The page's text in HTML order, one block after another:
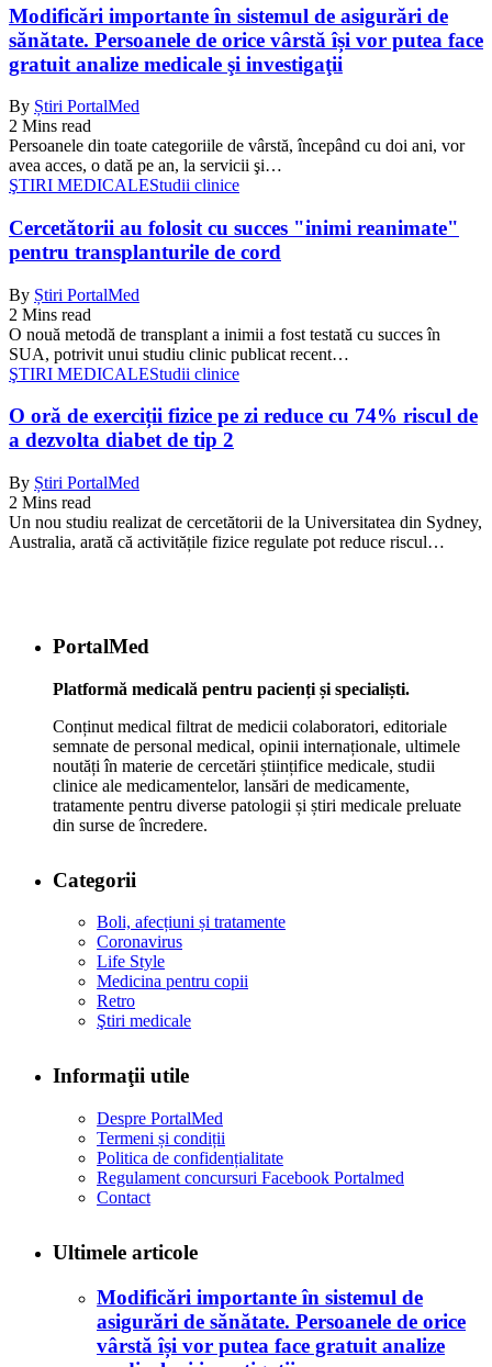
Modificări importante în sistemul de asigurări de
sănătate. Persoanele de orice vârstă își vor putea face
gratuit analize medicale şi investigaţii
By Știri PortalMed
2 Mins read
Persoanele din toate categoriile de vârstă, începând cu doi ani, vor
avea acces, o dată pe an, la servicii şi…
ŞTIRI MEDICALEStudii clinice
Cercetătorii au folosit cu succes "inimi reanimate"
pentru transplanturile de cord
By Știri PortalMed
2 Mins read
O nouă metodă de transplant a inimii a fost testată cu succes în
SUA, potrivit unui studiu clinic publicat recent…
ŞTIRI MEDICALEStudii clinice
O oră de exerciții fizice pe zi reduce cu 74% riscul de
a dezvolta diabet de tip 2
By Știri PortalMed
2 Mins read
Un nou studiu realizat de cercetătorii de la Universitatea din Sydney,
Australia, arată că activitățile fizice regulate pot reduce riscul…
PortalMed
Platformă medicală pentru pacienți și specialiști.
Conținut medical filtrat de medicii colaboratori, editoriale
semnate de personal medical, opinii internaționale, ultimele
noutăți în materie de cercetări științifice medicale, studii
clinice ale medicamentelor, lansări de medicamente,
tratamente pentru diverse patologii și știri medicale preluate
din surse de încredere.
Categorii
Boli, afecțiuni și tratamente
Coronavirus
Life Style
Medicina pentru copii
Retro
Ştiri medicale
Informaţii utile
Despre PortalMed
Termeni și condiții
Politica de confidențialitate
Regulament concursuri Facebook Portalmed
Contact
Ultimele articole
Modificări importante în sistemul de
asigurări de sănătate. Persoanele de orice
vârstă își vor putea face gratuit analize